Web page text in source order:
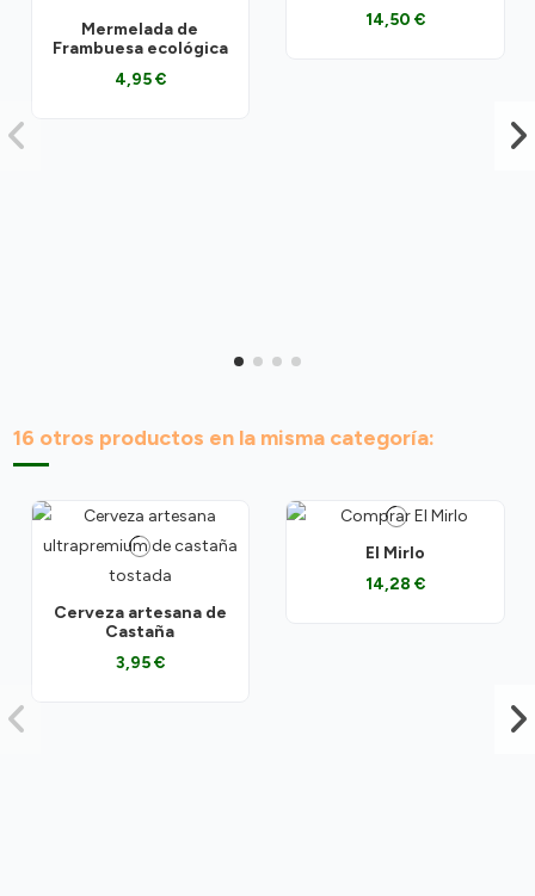
Mermelada de
Frambuesa ecológica
4,95 €
14,50 €
16 otros productos en la misma categoría:
Cerveza artesana de
Castaña
3,95 €
El Mirlo
14,28 €